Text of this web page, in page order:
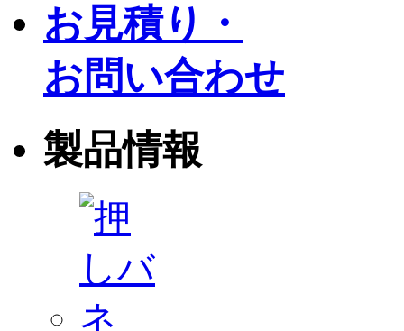
お見積り・
お問い合わせ
製品情報